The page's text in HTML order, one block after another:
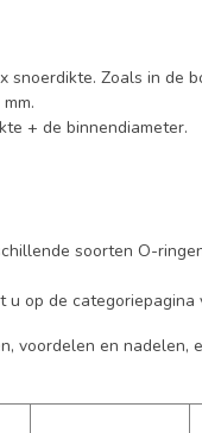
Zoals in de
+ de binnendiameter.
soorten O-
op de categoriepagina
voordelen en nadelen,